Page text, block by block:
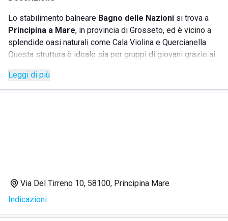
Lo stabilimento balneare Bagno delle Nazioni si trova a
Principina a Mare, in provincia di Grosseto, ed è vicino a
splendide oasi naturali come Cala Violina e Quercianella.
Questa struttura è ideale sia per gruppi di giovani grazie ai
oltre a un tavolo da ping pong - sia per famiglie con bambini
che potranno divertirsi con giochi come scivoli e altalene.
Campi da calcetto, beach volley e calcio tennis
Tavolo da ping pong
Leggi di più
Via Del Tirreno 10, 58100, Principina Mare
Indicazioni